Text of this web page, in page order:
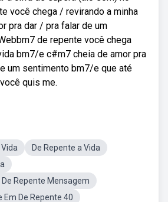
você chega / revirando a minha
pra dar / pra falar de um
de repente você chega
bm7/e c#m7 cheia de amor pra
um sentimento bm7/e que até
quis me.
De Repente a Vida
Repente Mensagem
Em De Repente 40